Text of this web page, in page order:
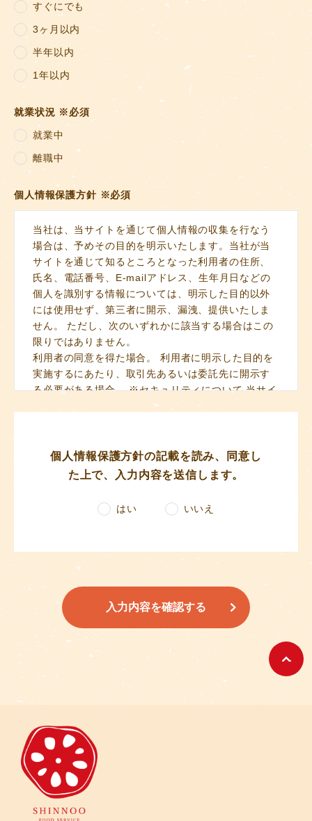
すぐにでも
3ヶ月以内
半年以内
1年以内
就業状況 ※必須
就業中
離職中
個人情報保護方針※必須
当社は、当サイトを通じて個人情報の収集を行なう
場合は、予めその目的を明示いたします。当社が当
サイトを通じて知るところとなった利用者の住所、
氏名、電話番号、E-mailアドレス、生年月日などの
個人を識別する情報については、明示した目的以外
には使用せず、第三者に開示、漏洩、提供いたしま
せん。 ただし、次のいずれかに該当する場合はこの
限りではありません。
利用者の同意を得た場合。 利用者に明示した目的を
実施するにあたり、取引先あるいは委託先に開示す
る必要がある場合。 ※セキュリティについて 当サイ
トは、取得した個人情報を安全に管理、保管するた
るコンピュータ機器は、外部ネットワークからの不
正なアクセスによって、データが漏洩したり改竄さ
います。 また、情報の送信フォームには、利用者の
ブラウザとサーバ間を暗号化してデータを送受信す
(1)当社もしくは第三者の財産もしくはプライバシー
等を侵害する行為、または侵害する恐れのある行
(2)当社もしくは第三者に、不利益もしくは損害を与
える行為、またはその恐れのある行為。
(3)公序良俗に反する行為、またはその恐れのある行
(4)犯罪行為もしくは犯罪行為に結びつく行為、また
(5)他人の電子メールアドレスを登録する等、虚偽の
申告、届出を行なう行為。
(6)当社の許諾を得ない営業活動もしくは営利を目的
とする行為、またはその準備を目的とする行為。
(7)当社もしくは第三者の名誉もしくは信用を毀損す
る行為。
個人情報保護方針の記載を読み、同意し
た上で、入力内容を送信します。
はい いいえ
入力内容を確認する